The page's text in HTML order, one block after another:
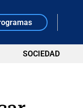
SOCIEDAD